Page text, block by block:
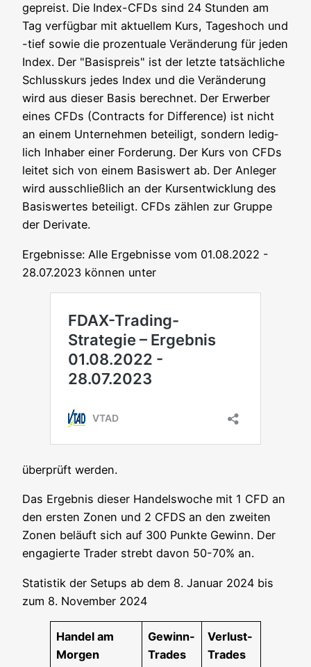
gepreist. Die Index-CFDs sind 24 Stun­den am
Tag ver­füg­bar mit aktu­el­lem Kurs, Tages­hoch und
-tief sowie die pro­zen­tua­le Ver­än­de­rung für jeden
Index. Der "Basis­preis" ist der letz­te tat­säch­li­che
Schluss­kurs jedes Index und die Ver­än­de­rung
wird aus die­ser Basis berech­net. Der Erwer­ber
eines CFDs (Con­tracts for Dif­fe­rence) ist nicht
an einem Unter­neh­men betei­ligt, son­dern ledig­
lich Inha­ber einer For­de­rung. Der Kurs von CFDs
lei­tet sich von einem Basis­wert ab. Der Anle­ger
wird aus­schließ­lich an der Kurs­ent­wick­lung des
Basis­wer­tes betei­ligt. CFDs zäh­len zur Grup­pe
der Derivate.
Ergeb­nis­se: Alle Ergeb­nis­se vom 01.08.2022 -
28.07.2023 kön­nen unter
über­prüft werden.
Das Ergeb­nis die­ser Han­dels­wo­che mit 1 CFD an
den ers­ten Zonen und 2 CFDS an den zwei­ten
Zonen beläuft sich auf 300 Punk­te Gewinn. Der
enga­gier­te Trader strebt davon 50-70% an.
Sta­tis­tik der Set­ups ab dem 8. Janu­ar 2024 bis
zum 8. Novem­ber 2024
Han­del am
Morgen
Gewinn-
Trades
Ver­lust-
Trades